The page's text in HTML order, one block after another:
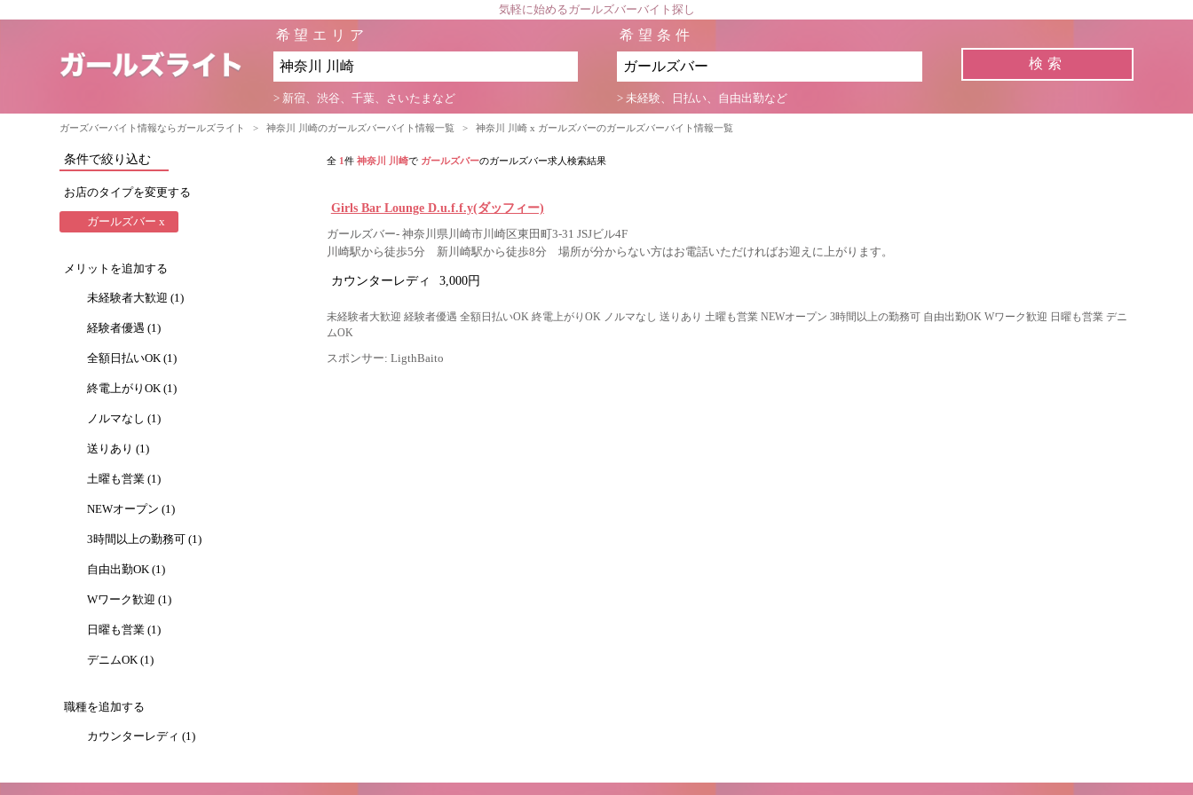
気軽に始めるガールズバーバイト探し
希望エリア
> 新宿、渋谷、千葉、さいたまなど
希望条件
> 未経験、日払い、自由出勤など
ガーズバーバイト情報ならガールズライト > 神奈川 川崎のガールズバーバイト情報一覧 > 神奈川 川崎 x ガールズバーのガールズバーバイト情報一覧
条件で絞り込む
お店のタイプを変更する
ガールズバー x
メリットを追加する
未経験者大歓迎 (1)
経験者優遇 (1)
全額日払いOK (1)
終電上がりOK (1)
ノルマなし (1)
送りあり (1)
土曜も営業 (1)
NEWオープン (1)
3時間以上の勤務可 (1)
自由出勤OK (1)
Wワーク歓迎 (1)
日曜も営業 (1)
デニムOK (1)
職種を追加する
カウンターレディ (1)
全 1件 神奈川 川崎で ガールズバーのガールズバー求人検索結果
Girls Bar Lounge D.u.f.f.y(ダッフィー)
ガールズバー- 神奈川県川崎市川崎区東田町3-31 JSJビル4F
川崎駅から徒歩5分 新川崎駅から徒歩8分 場所が分からない方はお電話いただければお迎えに上がります。
カウンターレディ 3,000円
未経験者大歓迎 経験者優遇 全額日払いOK 終電上がりOK ノルマなし 送りあり 土曜も営業 NEWオープン 3時間以上の勤務可 自由出勤OK Wワーク歓迎 日曜も営業 デニ
ムOK
スポンサー: LigthBaito